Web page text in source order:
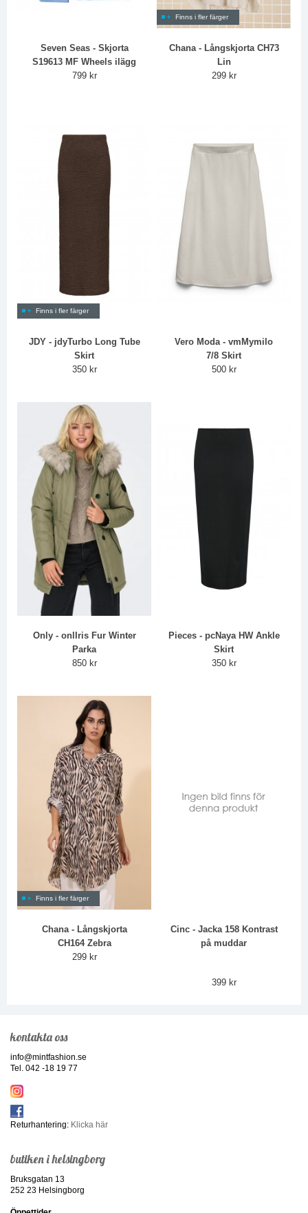
Seven Seas - Skjorta
S19613 MF Wheels ilägg
799 kr
Finns i fler färger
Chana - Långskjorta CH73
Lin
299 kr
Finns i fler färger
JDY - jdyTurbo Long Tube
Skirt
350 kr
Vero Moda - vmMymilo
7/8 Skirt
500 kr
Only - onlIris Fur Winter
Parka
850 kr
Pieces - pcNaya HW Ankle
Skirt
350 kr
Finns i fler färger
Chana - Långskjorta
CH164 Zebra
299 kr
Cinc - Jacka 158 Kontrast
på muddar
399 kr
kontakta oss
info@mintfashion.se
Tel. 042 -18 19 77
Returhantering: Klicka här
butiken i helsingborg
Bruksgatan 13
252 23 Helsingborg